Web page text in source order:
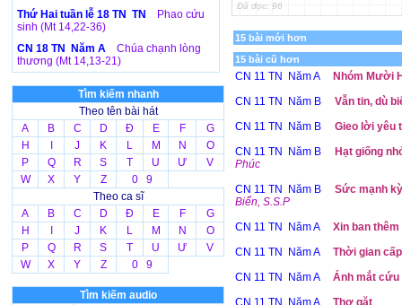
Thứ Hai tuần lễ 18 TN TN
Phao cứu
sinh (Mt 14,22-36)
CN 18 TN Năm A
Chúa chạnh lòng
thương (Mt 14,13-21)
Tìm kiếm nhanh
Theo tên bài hát
A
B C D Đ E F
G
H
J K L M N
O
P
Q R S T U Ư
V
W
X Y Z
0 9
Theo ca sĩ
A
B C D Đ E F
G
H
J K L M N
O
P
Q R S T U Ư
V
W
X Y Z 0 9
Tìm kiếm audio
Đã đọc: 96
15 bài mới hơn
15 bài cũ hơn
CN 11 TN Năm A
Nhóm Mười
CN 11 TN Năm B
Vẫn tin, dù
CN 11 TN Năm B
Gieo lời yêu
CN 11 TN Năm B
Hạt giống
Phúc
CN 11 TN Năm B
Sức mạnh
Biển, S.S.P
CN 11 TN Năm A
Xin ban
CN 11 TN Năm A
Thời gian
CN 11 TN Năm A
Ánh mắt cứu
CN 11 TN Năm A
Thợ gặt